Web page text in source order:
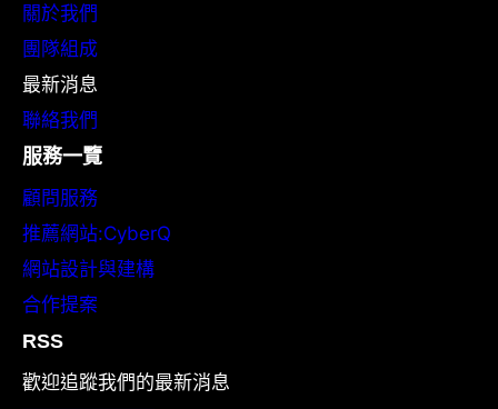
關於我們
團隊組成
最新消息
聯絡我們
服務一覽
顧問服務
推薦網站:CyberQ
網站設計與建構
合作提案
RSS
歡迎追蹤我們的最新消息